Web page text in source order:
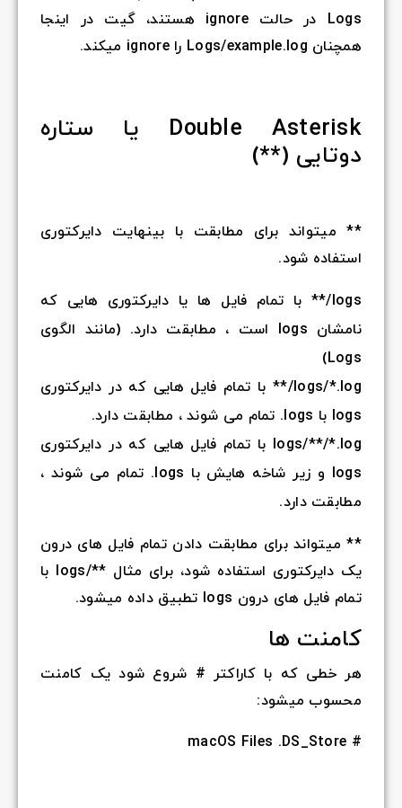
Logs در حالت ignore هستند، گیت در اینجا
همچنان Logs/example.log را ignore میکند.
Double Asterisk یا ستاره
دوتایی (**)
** میتواند برای مطابقت با بینهایت دایرکتوری
استفاده شود.
logs/** با تمام فایل ها یا دایرکتوری هایی که
نامشان logs است ، مطابقت دارد. (مانند الگوی
Logs)
logs/*.log/** با تمام فایل هایی که در دایرکتوری
logs با logs. تمام می شوند ، مطابقت دارد.
logs/**/*.log با تمام فایل هایی که در دایرکتوری
logs و زیر شاخه هایش با logs. تمام می شوند ،
مطابقت دارد.
** میتواند برای مطابقت دادن تمام فایل های درون
یک دایرکتوری استفاده شود، برای مثال **/logs با
تمام فایل های درون logs تطبیق داده میشود.
کامنت ها
هر خطی که با کاراکتر # شروع شود یک کامنت
محسوب میشود:
# macOS Files .DS_Store